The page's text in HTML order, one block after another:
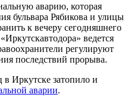
аварию, которая
бульвара Рябикова и улицы
к вечеру сегодняшнего
ведется
регулируют
последствий прорыва.
Иркутске затопило и
аварии.